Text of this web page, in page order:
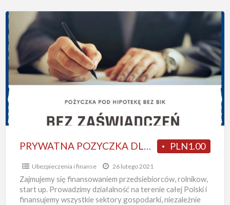
PRYWATNA
POZYCZKA
DLA
FIRM
ROLNIKOW
POD
HIPOTEKE
PLN1.00
PRYWATNA POZYCZKA DLA FIRM I ROLNIKOW POD HIPOTEKE
Ubezpieczenia i finanse 26 lutego 2021
Zajmujemy się finansowaniem przedsiebiorców, rolnikow,
start up. Prowadzimy działalność na terenie całej Polski i
finansujemy wszystkie sektory gospodarki, niezależnie